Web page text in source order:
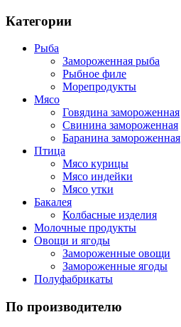
Категории
Рыба
Замороженная рыба
Рыбное филе
Морепродукты
Мясо
Говядина замороженная
Свинина замороженная
Баранина замороженная
Птица
Мясо курицы
Мясо индейки
Мясо утки
Бакалея
Колбасные изделия
Молочные продукты
Овощи и ягоды
Замороженные овощи
Замороженные ягоды
Полуфабрикаты
По производителю